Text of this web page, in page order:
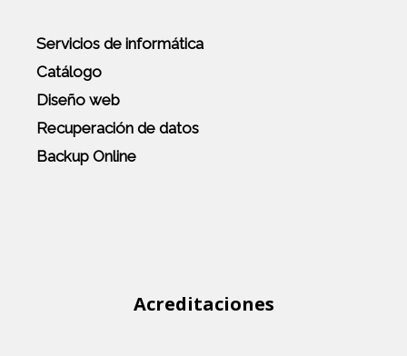
Servicios de informática
Catálogo
Diseño web
Recuperación de datos
Backup Online
Acreditaciones